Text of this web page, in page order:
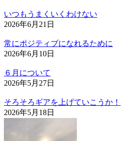
いつもうまくいくわけない
2026年6月21日
常にポジティブになれるために
2026年6月10日
６月について
2026年5月27日
そろそろギアを上げていこうか！
2026年5月18日